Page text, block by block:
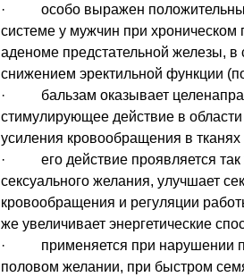
· особо выражен
системе у мужчин при хроническом
аденоме предстательной железы,
снижением эректильной функции
· бальзам оказывает
стимулирующее действие в
усиления кровообращения в
· его действие проявляется так
сексуального желания, улучшает
кровообращения и регуляции
же увеличивает энергетические
· применяется при нарушении
половом желании, при быстром